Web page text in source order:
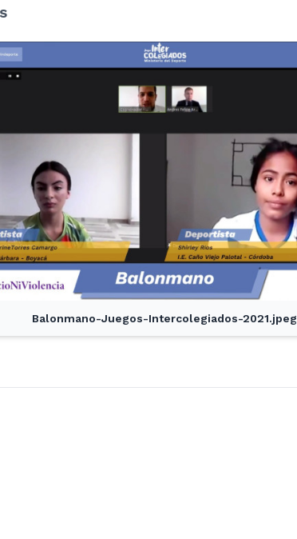
Balonmano-Juegos-Intercolegiados-2021.jpeg